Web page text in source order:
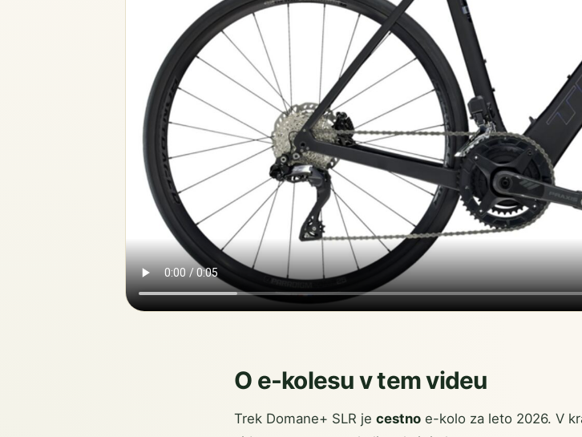
O e-kolesu v tem videu
Trek Domane+ SLR je cestno e-kolo za leto 2026. V